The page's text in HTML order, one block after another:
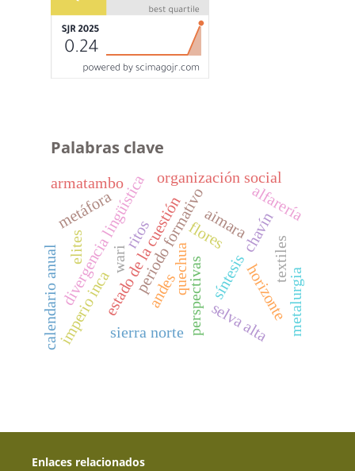
Palabras clave
periodo formativosíntesis
estado de la cuestiónperspectivas
quechua
aimara
andes
wari
horizonte
chavín
divergencia lingüística
sierra norte selva alta
organización social
calendario anual
ritos flores
metáfora
armatambo
imperio inca
alfarería
metalurgia
textiles
elites
Enlaces relacionados